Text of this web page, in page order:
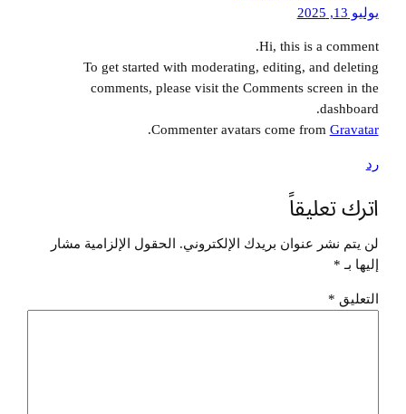
يوليو 13, 2025
Hi, this is a comment.
To get started with moderating, editing, and deleting
comments, please visit the Comments screen in the
dashboard.
Commenter avatars come from Gravatar
.
رد
اترك تعليقاً
لن يتم نشر عنوان بريدك الإلكتروني.
الحقول الإلزامية مشار
إليها بـ *
التعليق *